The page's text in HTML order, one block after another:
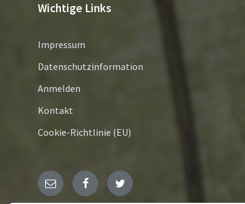
Wichtige Links
Impressum
Datenschutzinformation
Anmelden
Kontakt
Cookie-Richtlinie (EU)
E- FacebookTwitter